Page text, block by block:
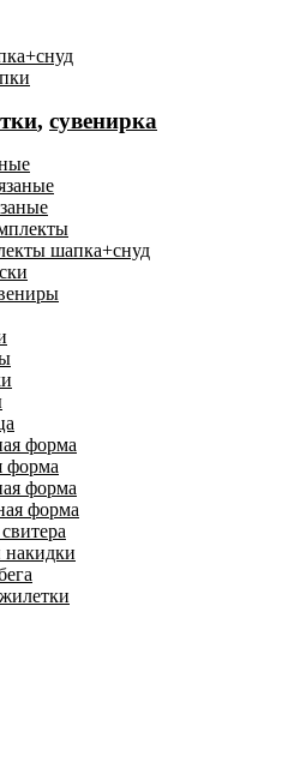
, сувенирка
шапка+снуд
форма
форма
форма
форма